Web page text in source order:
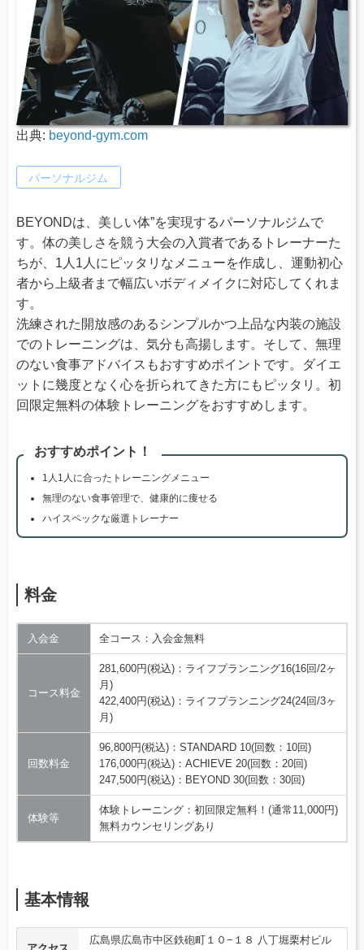
出典: beyond-gym.com
パーソナルジム
BEYONDは、美しい体”を実現するパーソナルジムで
す。体の美しさを競う大会の入賞者であるトレーナーた
ちが、1人1人にピッタリなメニューを作成し、運動初心
者から上級者まで幅広いボディメイクに対応してくれま
す。
洗練された開放感のあるシンプルかつ上品な内装の施設
でのトレーニングは、気分も高揚します。そして、無理
のない食事アドバイスもおすすめポイントです。ダイエ
ットに幾度となく心を折られてきた方にもピッタリ。初
回限定無料の体験トレーニングをおすすめします。
おすすめポイント！
1人1人に合ったトレーニングメニュー
無理のない食事管理で、健康的に痩せる
ハイスペックな厳選トレーナー
料金
入会金 全コース：入会金無料
コース料金
281,600円(税込)：ライフプランニング16(16回/2ヶ
月)
422,400円(税込)：ライフプランニング24(24回/3ヶ
月)
回数料金
96,800円(税込)：STANDARD 10(回数：10回)
176,000円(税込)：ACHIEVE 20(回数：20回)
247,500円(税込)：BEYOND 30(回数：30回)
体験等
体験トレーニング：初回限定無料！(通常11,000円)
無料カウンセリングあり
基本情報
広島県広島市中区鉄砲町１０−１８ 八丁堀栗村ビル